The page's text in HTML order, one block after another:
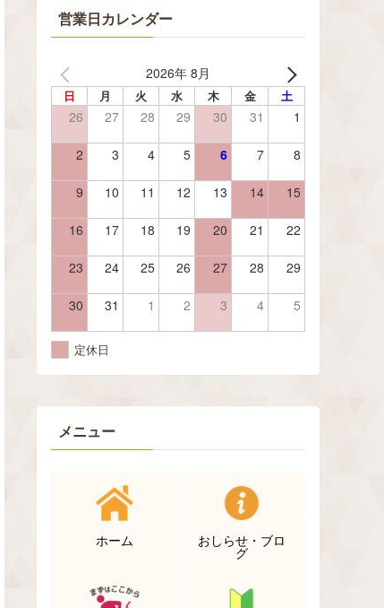
営業日カレンダー
2026年 8月
日 月 火 水 木 金 土
26 27 28 29 30 31 1
2 3 4 5 6 7 8
9 10 11 12 13 14 15
16 17 18 19 20 21 22
23 24 25 26 27 28 29
30 31 1 2 3 4 5
定休日
メニュー
ホーム
おしらせ・ブロ
グ